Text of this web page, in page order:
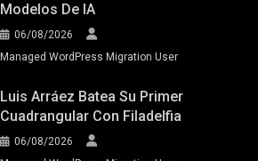
Modelos De IA
06/08/2026
Managed WordPress Migration User
Luis Arráez Batea Su Primer
Cuadrangular Con Filadelfia
06/08/2026